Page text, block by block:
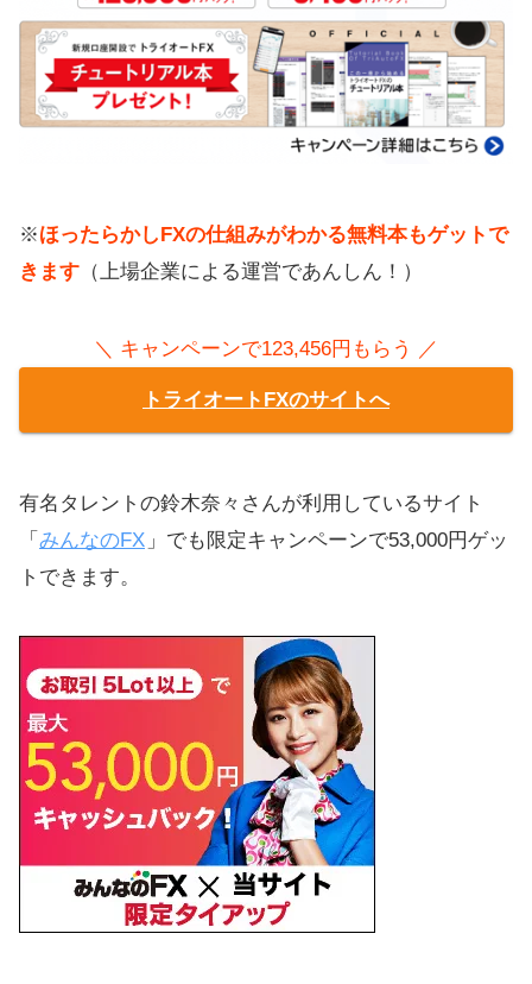
※ほったらかしFXの仕組みがわかる無料本もゲットで
きます （上場企業による運営であんしん！）
＼ キャンペーンで123,456円もらう ／
トライオートFXのサイトへ
有名タレントの鈴木奈々さんが利用しているサイト
「 みんなのFX 」でも限定キャンペーンで53,000円ゲッ
トできます。